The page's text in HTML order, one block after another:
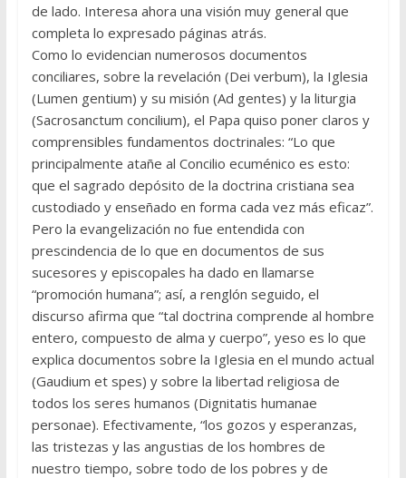
de lado. Interesa ahora una visión muy general que
completa lo expre­sado páginas atrás.
Como lo evidencian numerosos documentos
conciliares, sobre la revelación (Dei verbum), la Iglesia
(Lumen gentium) y su misión (Ad gen­tes) y la liturgia
(Sacrosanctum concilium), el Papa quiso poner claros y
comprensibles fundamentos doctrinales: “Lo que
principalmente atañe al Concilio ecuménico es esto:
que el sagrado depósito de la doctrina cristiana sea
custodiado y enseñado en forma cada vez más eficaz”.
Pero la evangelización no fue entendida con
prescindencia de lo que en documentos de sus
sucesores y episcopales ha dado en llamarse
“promoción humana”; así, a renglón seguido, el
discurso afirma que “tal doctrina comprende al hombre
entero, compuesto de alma y cuerpo”, yeso es lo que
explica documentos sobre la Iglesia en el mundo actual
(Gaudium et spes) y sobre la libertad religiosa de
todos los seres humanos (Dignitatis humanae
personae). Efectivamente, “los gozos y esperanzas,
las tristezas y las angustias de los hombres de
nuestro tiempo, sobre todo de los pobres y de